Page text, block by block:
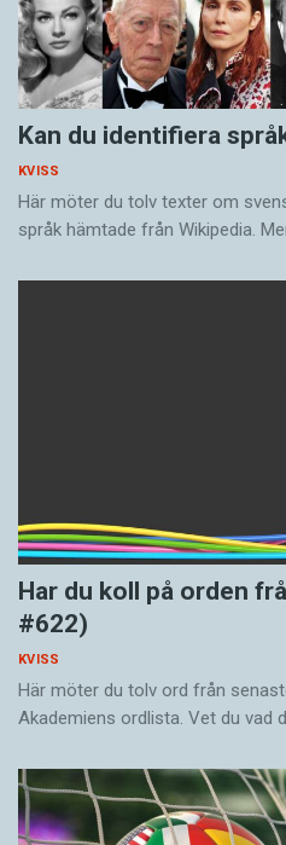
Kan du identifiera
KVISS
Här möter du tolv texter om
språk hämtade från Wikipedia.
Har du koll på orden
#622)
KVISS
Här möter du tolv ord från
Akademiens ordlista. Vet du vad